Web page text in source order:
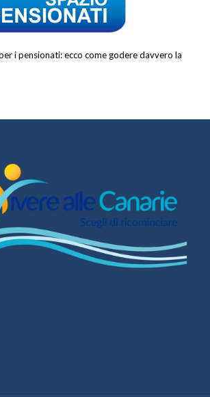
i pensionati: ecco come godere davvero la